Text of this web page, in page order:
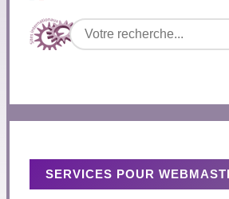
SERVICES POUR